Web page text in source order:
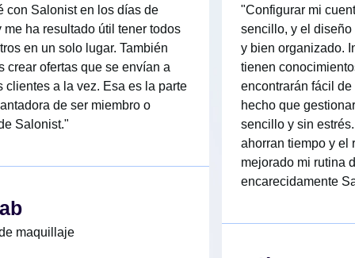
Salonist en los días de
ha resultado útil tener todos
en un solo lugar. También
crear ofertas que se envían a
a la vez. Esa es la parte
de ser miembro o
Salonist."
maquillaje
"Configurar mi
sencillo, y el diseño
y bien organizado.
tienen
encontrarán fácil de
hecho que
sencillo y sin
ahorran tiempo y el
mejorado mi rutina
encarecidamente